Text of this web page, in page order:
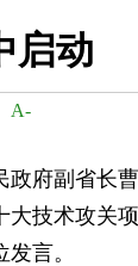
启动
A-
政府副省长
大技术攻关
言。